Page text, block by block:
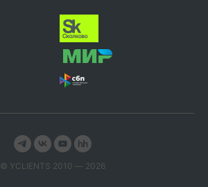
© YСLIENTS 2010 — 2026